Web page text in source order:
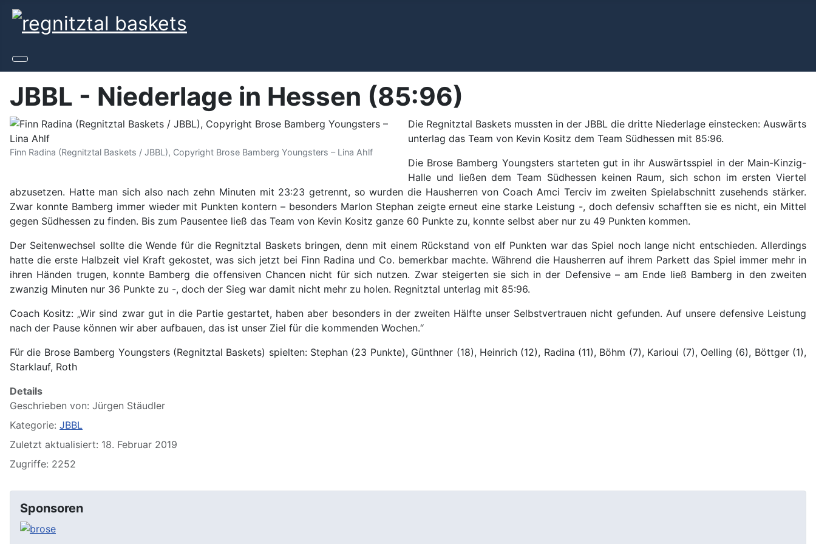
JBBL - Niederlage in Hessen (85:96)
Finn Radina (Regnitztal Baskets / JBBL), Copyright Brose Bamberg Youngsters – Lina Ahlf
Die Regnitztal Baskets mussten in der JBBL die dritte Niederlage einstecken: Auswärts
unterlag das Team von Kevin Kositz dem Team Südhessen mit 85:96.
Die Brose Bamberg Youngsters starteten gut in ihr Auswärtsspiel in der Main-Kinzig-
Halle und ließen dem Team Südhessen keinen Raum, sich schon im ersten Viertel
abzusetzen. Hatte man sich also nach zehn Minuten mit 23:23 getrennt, so wurden die Hausherren von Coach Amci Terciv im zweiten Spielabschnitt zusehends stärker.
Zwar konnte Bamberg immer wieder mit Punkten kontern – besonders Marlon Stephan zeigte erneut eine starke Leistung -, doch defensiv schafften sie es nicht, ein Mittel
gegen Südhessen zu finden. Bis zum Pausentee ließ das Team von Kevin Kositz ganze 60 Punkte zu, konnte selbst aber nur zu 49 Punkten kommen.
Der Seitenwechsel sollte die Wende für die Regnitztal Baskets bringen, denn mit einem Rückstand von elf Punkten war das Spiel noch lange nicht entschieden. Allerdings
hatte die erste Halbzeit viel Kraft gekostet, was sich jetzt bei Finn Radina und Co. bemerkbar machte. Während die Hausherren auf ihrem Parkett das Spiel immer mehr in
ihren Händen trugen, konnte Bamberg die offensiven Chancen nicht für sich nutzen. Zwar steigerten sie sich in der Defensive – am Ende ließ Bamberg in den zweiten
zwanzig Minuten nur 36 Punkte zu -, doch der Sieg war damit nicht mehr zu holen. Regnitztal unterlag mit 85:96.
Coach Kositz: „Wir sind zwar gut in die Partie gestartet, haben aber besonders in der zweiten Hälfte unser Selbstvertrauen nicht gefunden. Auf unsere defensive Leistung
nach der Pause können wir aber aufbauen, das ist unser Ziel für die kommenden Wochen.“
Für die Brose Bamberg Youngsters (Regnitztal Baskets) spielten: Stephan (23 Punkte), Günthner (18), Heinrich (12), Radina (11), Böhm (7), Karioui (7), Oelling (6), Böttger (1),
Starklauf, Roth
Details
Geschrieben von: Jürgen Stäudler
Kategorie: JBBL
Zuletzt aktualisiert: 18. Februar 2019
Zugriffe: 2252
Sponsoren